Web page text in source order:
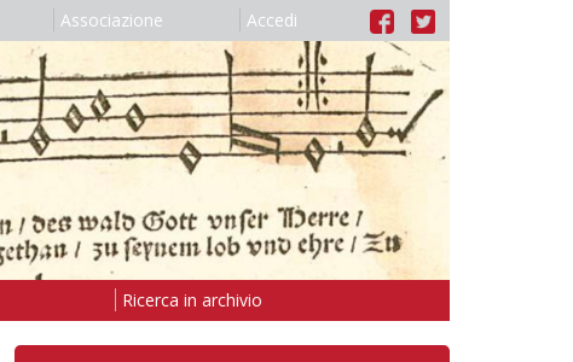
Associazione Accedi
Ricerca in archivio